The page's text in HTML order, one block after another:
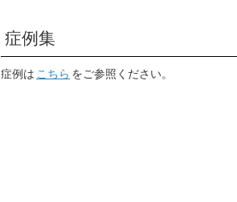
症例集
症例は こちら をご参照ください。